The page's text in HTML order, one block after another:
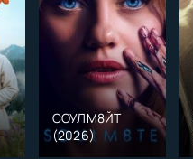
СОУЛМ8ЙТ
(2026)